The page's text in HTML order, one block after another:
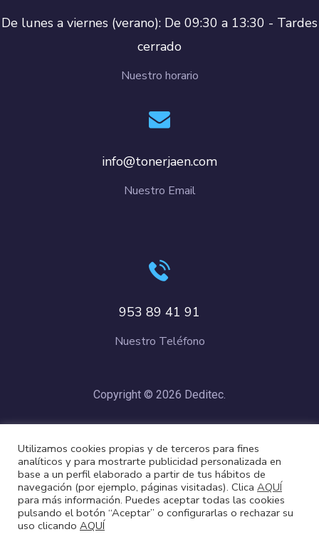
De lunes a viernes (verano): De 09:30 a 13:30 - Tardes
cerrado
Nuestro horario
info@tonerjaen.com
Nuestro Email
953 89 41 91
Nuestro Teléfono
Copyright © 2026 Deditec.
Cookies
Utilizamos cookies propias y de terceros para fines
analíticos y para mostrarte publicidad personalizada en
base a un perfil elaborado a partir de tus hábitos de
navegación (por ejemplo, páginas visitadas). Clica AQUÍ
para más información. Puedes aceptar todas las cookies
pulsando el botón “Aceptar” o configurarlas o rechazar su
uso clicando AQUÍ